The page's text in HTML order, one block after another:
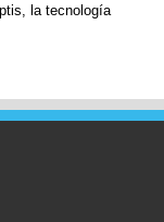
la tecnología